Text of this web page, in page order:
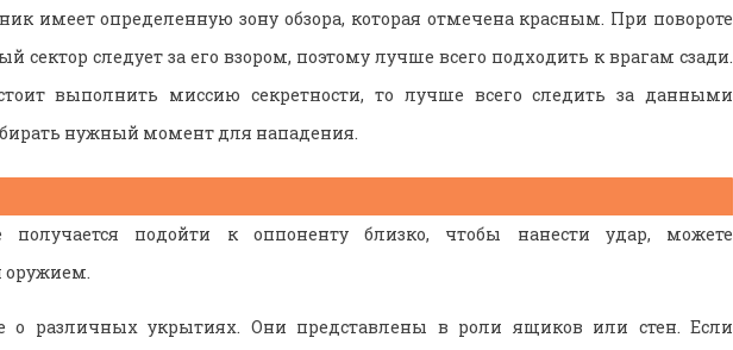
имеет определенную зону обзора, которая отмечена красным. При повороте
сектор следует за его взором, поэтому лучше всего подходить к врагам сзади.
выполнить миссию секретности, то лучше всего следить за данными
нужный момент для нападения.
подойти к оппоненту близко, чтобы нанести удар, можете
оружием.
о различных укрытиях. Они представлены в роли ящиков или стен. Если